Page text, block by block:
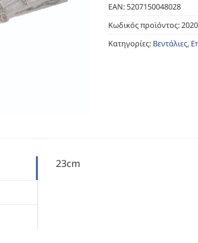
EAN: 5207150048028
Κωδικός προϊόντος:
Κατηγορίες: Βεντάλιες,
23cm